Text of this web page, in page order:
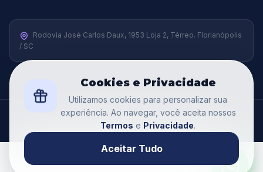
Cookies e Privacidade
Utilizamos cookies para personalizar sua
experiência. Ao navegar, você aceita nossos
Termos e Privacidade.
Aceitar Tudo
Rodovia José Carlos Daux, 1953 Loja 2, Térreo. Florianópolis
/ SC
© 2026 Rental Beauty. Todos os direitos reservados.
Desenvolvido com❤pelo GrupoFábrica da Net